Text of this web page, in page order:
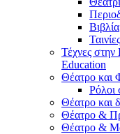
Βιβλία
Ταινίες
Τέχνες
Education
Θέατρο και
Ρόλοι
Θέατρο και
Θέατρο &
Θέατρο &